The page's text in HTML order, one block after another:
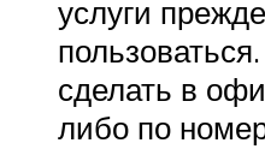
услуги
сделать в
либо по